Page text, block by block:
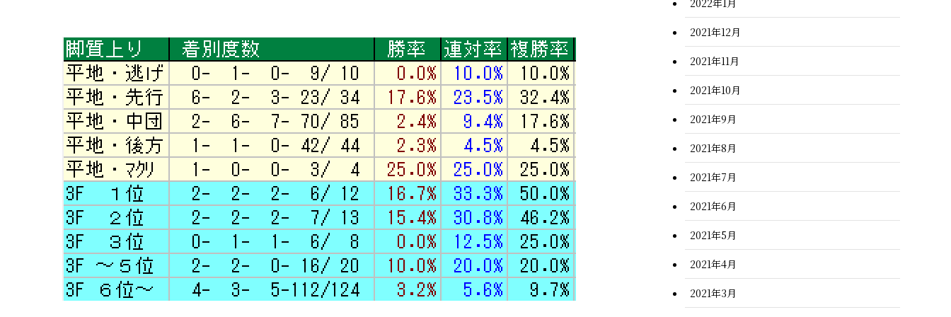
2021年12月
2021年11月
2021年10月
2021年9月
2021年8月
2021年7月
2021年6月
2021年5月
2021年4月
2021年3月